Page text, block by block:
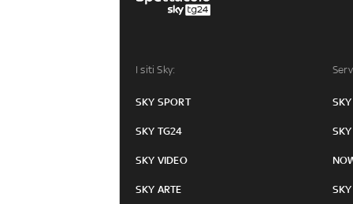
I siti Sky:
SKY SPORT
SKY TG24
SKY VIDEO
SKY ARTE